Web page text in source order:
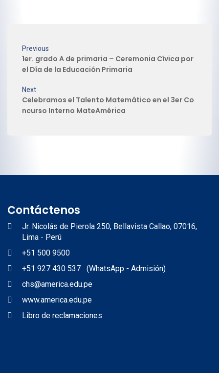
Previous
1er. grado A de primaria – Ceremonia Cívica por
el Día de la Educación Primaria
Next
Celebramos el Talento Matemático en el 3er Co
ncurso Interno MateAmérica
Contáctenos
Jr. Nicolás de Pierola 250, Bellavista Callao, 07016,
Lima - Perú
+51 500 9500
+51 927 430 537 (WhatsApp - Admisión)
chs@america.edu.pe
www.america.edu.pe
Libro de reclamaciones